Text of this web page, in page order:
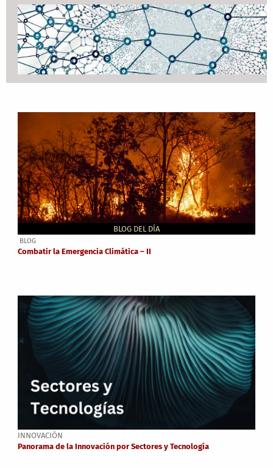
BLOG DEL DÍA
BLOG
Combatir la Emergencia Climática – II
INNOVACIÓN
Panorama de la Innovación por Sectores y Tecnología